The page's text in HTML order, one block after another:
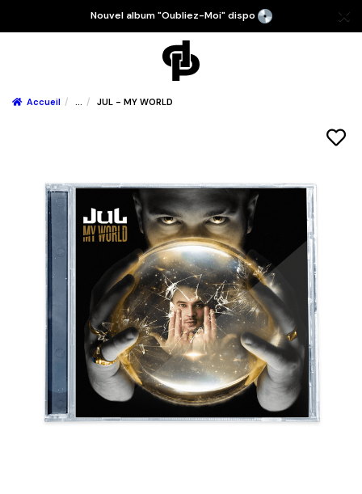
Nouvel album "Oubliez-Moi" dispo
Accueil ... JUL - MY WORLD